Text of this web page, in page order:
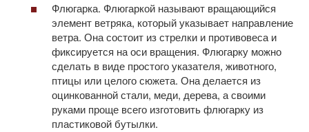
Флюгарка. Флюгаркой называют вращающийся
элемент ветряка, который указывает направление
ветра. Она состоит из стрелки и противовеса и
фиксируется на оси вращения. Флюгарку можно
сделать в виде простого указателя, животного,
птицы или целого сюжета. Она делается из
оцинкованной стали, меди, дерева, а своими
руками проще всего изготовить флюгарку из
пластиковой бутылки.